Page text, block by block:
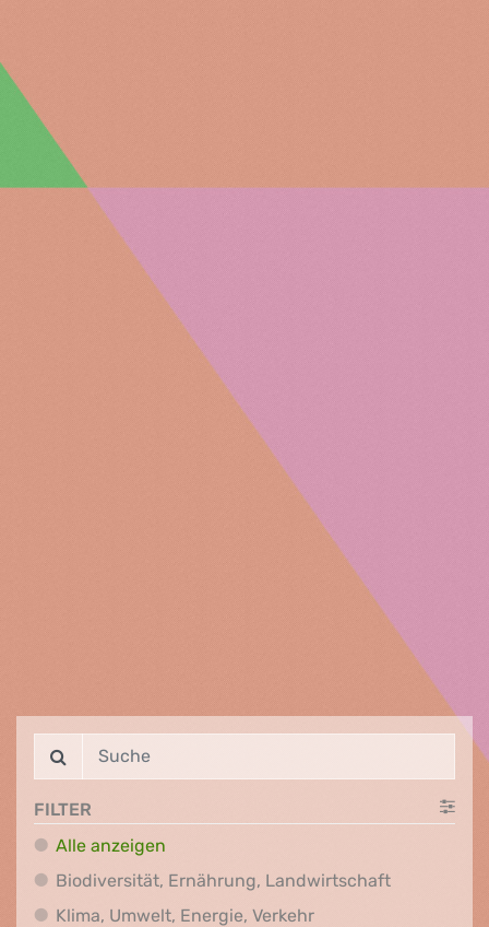
FILTER
Alle anzeigen
Biodiversität, Ernährung, Landwirtschaft
Klima, Umwelt, Energie, VerkehrKlima, Umwelt,